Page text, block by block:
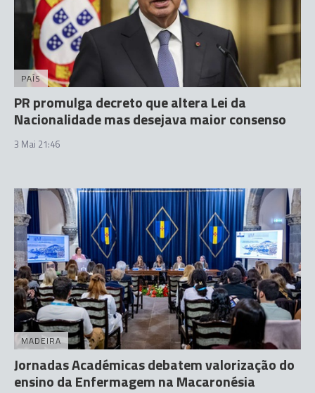
PAÍS
PR promulga decreto que altera Lei da
Nacionalidade mas desejava maior consenso
3 Mai 21:46
MADEIRA
Jornadas Académicas debatem valorização do
ensino da Enfermagem na Macaronésia